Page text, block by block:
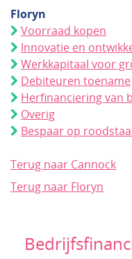
Floryn
Voorraad kopen
Innovatie en
Werkkapitaal voor
Debiteuren toename
Herfinanciering van
Overig
Bespaar op
Terug naar Cannock
Terug naar Floryn